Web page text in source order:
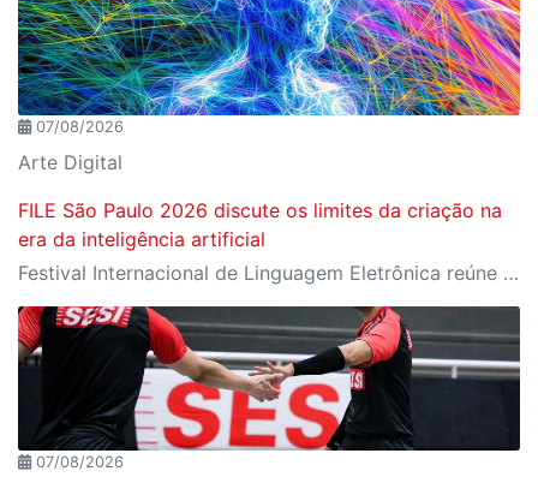
07/08/2026
Arte Digital
FILE São Paulo 2026 discute os limites da criação na
era da inteligência artificial
Festival Internacional de Linguagem Eletrônica reúne cerca de 150 obras de artistas de diversos países e convida o público a refletir sobre as novas relações entre arte, tecnologia e inteligência artificial
07/08/2026